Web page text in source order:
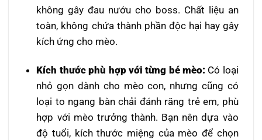
không gây đau nướu cho boss. Chất liệu an
toàn, không chứa thành phần độc hại hay gây
kích ứng cho mèo.
Kích thước phù hợp với từng bé mèo: Có loại
nhỏ gọn dành cho mèo con, nhưng cũng có
loại to ngang bàn chải đánh răng trẻ em, phù
hợp với mèo trưởng thành. Bạn nên dựa vào
độ tuổi, kích thước miệng của mèo để chọn